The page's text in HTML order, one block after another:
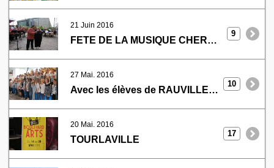
21 Juin 2016
FETE DE LA MUSIQUE CHERBOURG
9
27 Mai. 2016
Avec les élèves de RAUVILLE LA BIGOT
10
20 Mai. 2016
TOURLAVILLE
17